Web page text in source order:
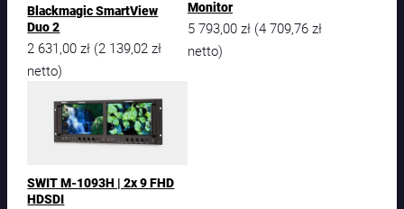
Blackmagic SmartView
Duo 2
2 631,00zł (2 139,02zł
netto)
Monitor
5 793,00 zł (4 709,76 zł
netto)
SWIT M-1093H | 2x 9 FHD
HDSDI